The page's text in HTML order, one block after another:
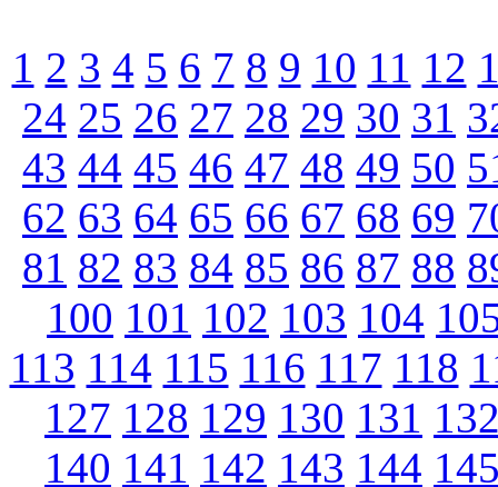
1 2 3 4 5 6 7 8 9 10 11 12
24 25 26 27 28 29 30 31
43 44 45 46 47 48 49 50
62 63 64 65 66 67 68 69
81 82 83 84 85 86 87 88
100 101 102 103 104
113 114 115 116 117 118
127 128 129 130 131
140 141 142 143 144